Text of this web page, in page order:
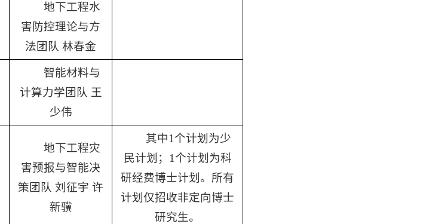
地下工程水
害防控理论与方
法团队 林春金
智能材料与
计算力学团队 王
少伟
地下工程灾
害预报与智能决
策团队 刘征宇 许
新骥
其中1个计划为少
民计划；1个计划为科
研经费博士计划。所有
计划仅招收非定向博士
研究生。